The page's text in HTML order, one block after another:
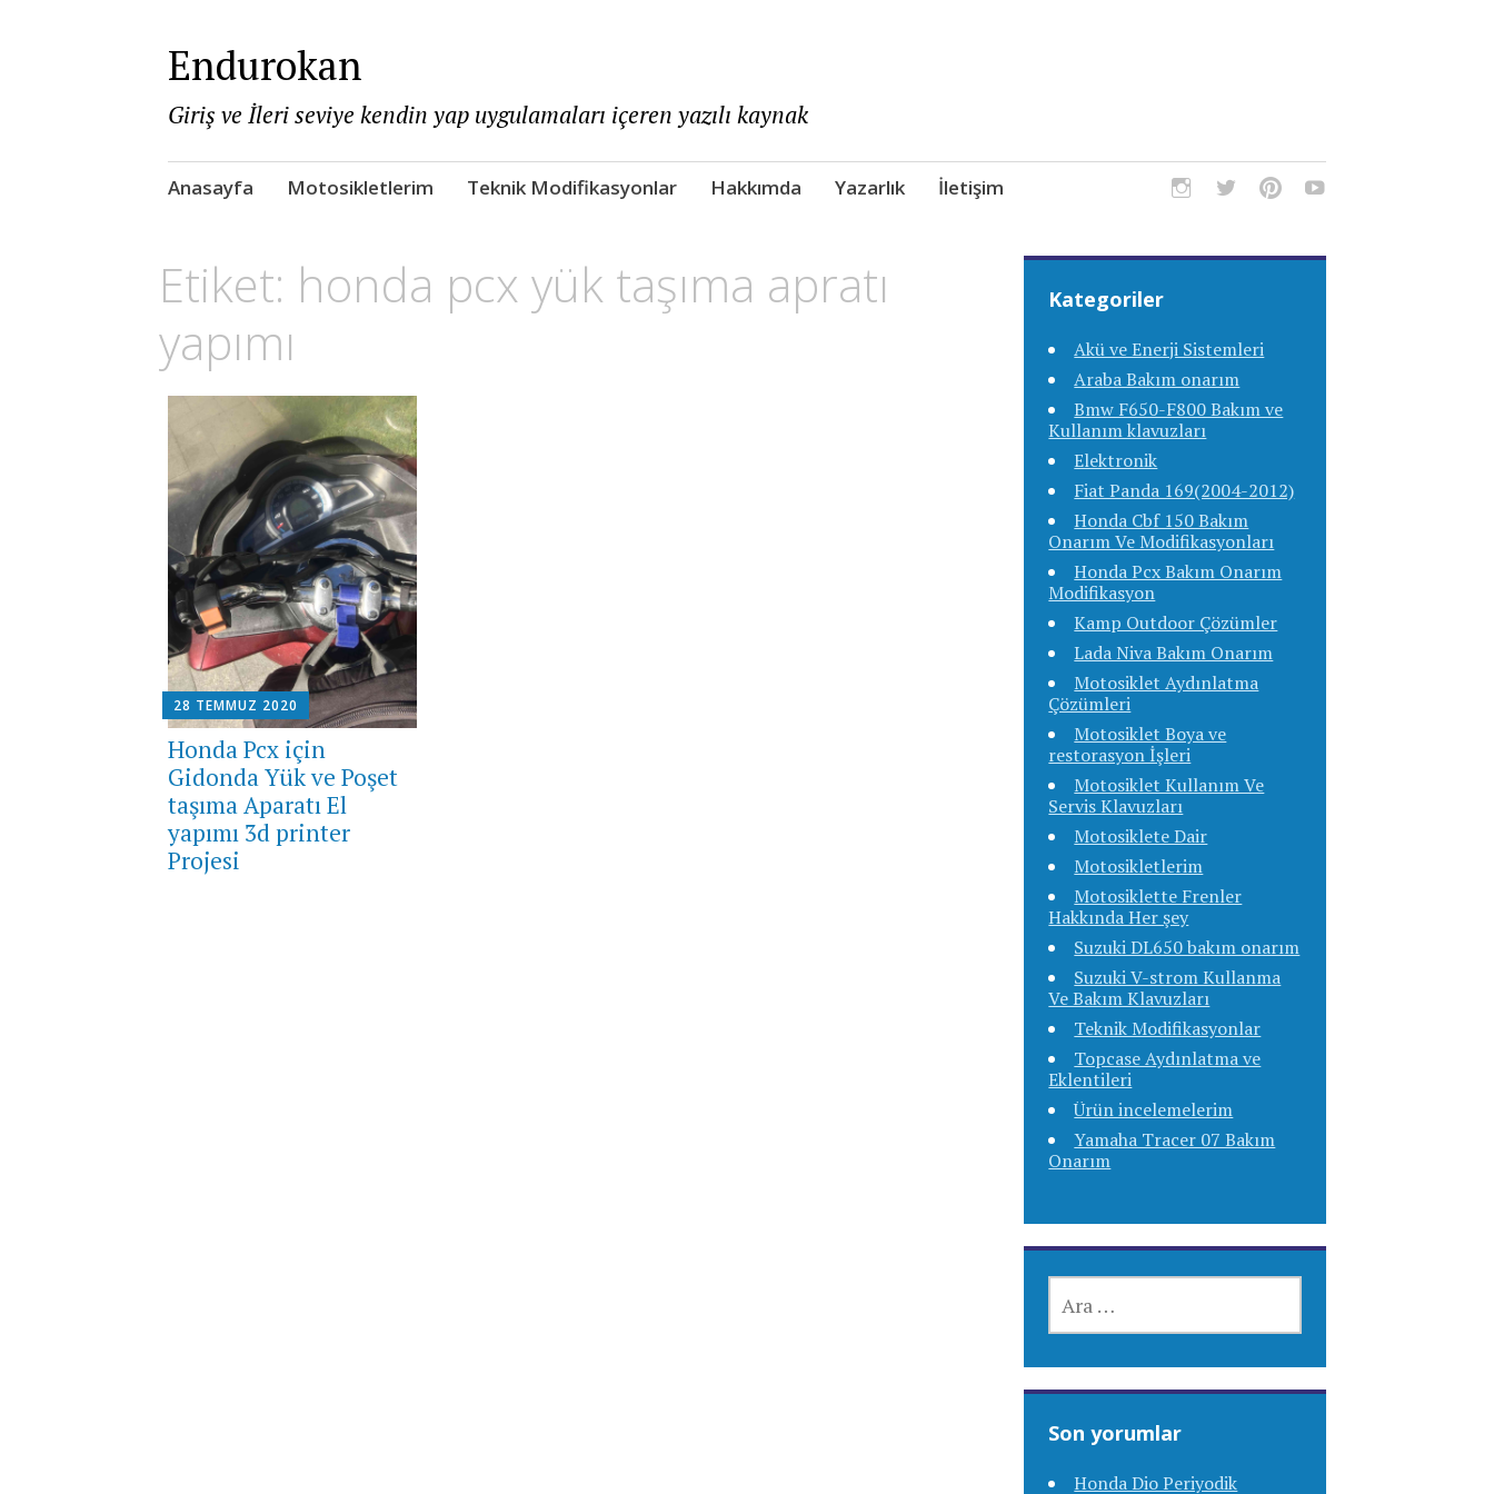
Endurokan
Giriş ve İleri seviye kendin yap uygulamaları içeren yazılı kaynak
Skip
Anasayfa Motosikletlerim Teknik Modifikasyonlar Hakkımda Yazarlık İletişim
Etiket: honda pcx yük taşıma apratı
yapımı
28 TEMMUZ 2020
Honda Pcx için
Gidonda Yük ve Poşet
taşıma Aparatı El
yapımı 3d printer
Projesi
Kategoriler
Akü ve Enerji Sistemleri
Araba Bakım onarım
Bmw F650-F800 Bakım ve
Kullanım klavuzları
Elektronik
Fiat Panda 169(2004-2012)
Honda Cbf 150 Bakım
Onarım Ve Modifikasyonları
Honda Pcx Bakım Onarım
Modifikasyon
Kamp Outdoor Çözümler
Lada Niva Bakım Onarım
Motosiklet Aydınlatma
Çözümleri
Motosiklet Boya ve
restorasyon İşleri
Motosiklet Kullanım Ve
Servis Klavuzları
Motosiklete Dair
Motosikletlerim
Motosiklette Frenler
Hakkında Her şey
Suzuki DL650 bakım onarım
Suzuki V-strom Kullanma
Ve Bakım Klavuzları
Teknik Modifikasyonlar
Topcase Aydınlatma ve
Eklentileri
Ürün incelemelerim
Yamaha Tracer 07 Bakım
Onarım
Son yorumlar
Honda Dio Periyodik